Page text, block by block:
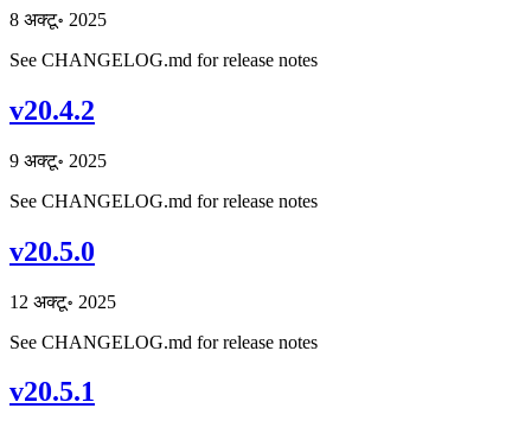
8 अक्टू॰ 2025
See CHANGELOG.md for release notes
v20.4.2
9 अक्टू॰ 2025
See CHANGELOG.md for release notes
v20.5.0
12 अक्टू॰ 2025
See CHANGELOG.md for release notes
v20.5.1